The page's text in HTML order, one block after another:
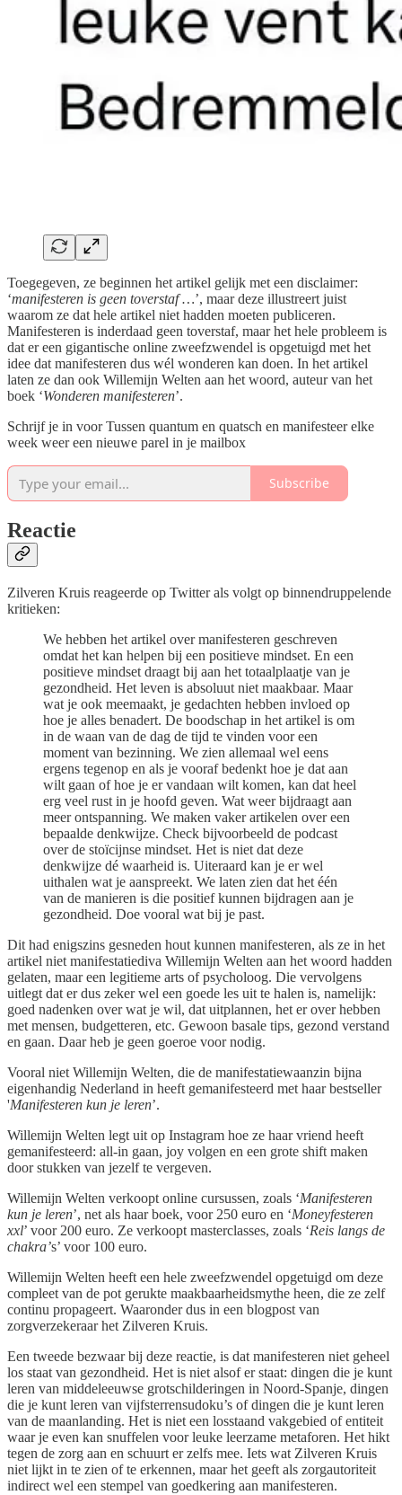
Toegegeven, ze beginnen het artikel gelijk met een disclaimer:
‘manifesteren is geen toverstaf …’, maar deze illustreert juist
waarom ze dat hele artikel niet hadden moeten publiceren.
Manifesteren is inderdaad geen toverstaf, maar het hele probleem is
dat er een gigantische online zweefzwendel is opgetuigd met het
idee dat manifesteren dus wél wonderen kan doen. In het artikel
laten ze dan ook Willemijn Welten aan het woord, auteur van het
boek ‘Wonderen manifesteren’.
Schrijf je in voor Tussen quantum en quatsch en manifesteer elke
week weer een nieuwe parel in je mailbox
Subscribe
Reactie
Zilveren Kruis reageerde op Twitter als volgt op binnendruppelende
kritieken:
We hebben het artikel over manifesteren geschreven
omdat het kan helpen bij een positieve mindset. En een
positieve mindset draagt bij aan het totaalplaatje van je
gezondheid. Het leven is absoluut niet maakbaar. Maar
wat je ook meemaakt, je gedachten hebben invloed op
hoe je alles benadert. De boodschap in het artikel is om
in de waan van de dag de tijd te vinden voor een
moment van bezinning. We zien allemaal wel eens
ergens tegenop en als je vooraf bedenkt hoe je dat aan
wilt gaan of hoe je er vandaan wilt komen, kan dat heel
erg veel rust in je hoofd geven. Wat weer bijdraagt aan
meer ontspanning. We maken vaker artikelen over een
bepaalde denkwijze. Check bijvoorbeeld de podcast
over de stoïcijnse mindset. Het is niet dat deze
denkwijze dé waarheid is. Uiteraard kan je er wel
uithalen wat je aanspreekt. We laten zien dat het één
van de manieren is die positief kunnen bijdragen aan je
gezondheid. Doe vooral wat bij je past.
Dit had enigszins gesneden hout kunnen manifesteren, als ze in het
artikel niet manifestatiediva Willemijn Welten aan het woord hadden
gelaten, maar een legitieme arts of psycholoog. Die vervolgens
uitlegt dat er dus zeker wel een goede les uit te halen is, namelijk:
goed nadenken over wat je wil, dat uitplannen, het er over hebben
met mensen, budgetteren, etc. Gewoon basale tips, gezond verstand
en gaan. Daar heb je geen goeroe voor nodig.
Vooral niet Willemijn Welten, die de manifestatiewaanzin bijna
eigenhandig Nederland in heeft gemanifesteerd met haar bestseller
'Manifesteren kun je leren’.
Willemijn Welten legt uit op Instagram hoe ze haar vriend heeft
gemanifesteerd: all-in gaan, joy volgen en een grote shift maken
door stukken van jezelf te vergeven.
Willemijn Welten verkoopt online cursussen, zoals ‘Manifesteren
kun je leren’, net als haar boek, voor 250 euro en ‘Moneyfesteren
xxl’ voor 200 euro. Ze verkoopt masterclasses, zoals ‘Reis langs de
chakra’s’ voor 100 euro.
Willemijn Welten heeft een hele zweefzwendel opgetuigd om deze
compleet van de pot gerukte maakbaarheidsmythe heen, die ze zelf
continu propageert. Waaronder dus in een blogpost van
zorgverzekeraar het Zilveren Kruis.
Een tweede bezwaar bij deze reactie, is dat manifesteren niet geheel
los staat van gezondheid. Het is niet alsof er staat: dingen die je kunt
leren van middeleeuwse grotschilderingen in Noord-Spanje, dingen
die je kunt leren van vijfsterrensudoku’s of dingen die je kunt leren
van de maanlanding. Het is niet een losstaand vakgebied of entiteit
waar je even kan snuffelen voor leuke leerzame metaforen. Het hikt
tegen de zorg aan en schuurt er zelfs mee. Iets wat Zilveren Kruis
niet lijkt in te zien of te erkennen, maar het geeft als zorgautoriteit
indirect wel een stempel van goedkering aan manifesteren.